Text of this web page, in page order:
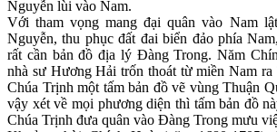
Nguyễn lùi vào Nam.
Với tham vọng mang đại quân vào Nam
Nguyễn, thu phục đất đai biển đảo phía
rất cần bản đồ địa lý Đàng Trong. Năm
nhà sư Hương Hải trốn thoát từ miền Nam ra
Chúa Trịnh một tấm bản đồ vẽ vùng Thuận
vậy xét về mọi phương diện thì tấm bản đồ
Chúa Trịnh đưa quân vào Đàng Trong mưu